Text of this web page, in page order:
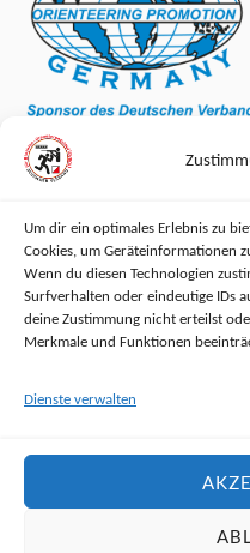
Um dir ein optimales Erlebnis zu
Cookies, um Geräteinformationen
Wenn du diesen Technologien
Surfverhalten oder eindeutige IDs
deine Zustimmung nicht erteilst
Merkmale und Funktionen
Dienste verwalten
RECHTLICHES
Impressum
Datenschutzerklärung